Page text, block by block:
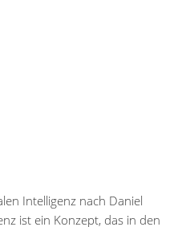
Intelligenz nach Daniel
ist ein Konzept, das in den